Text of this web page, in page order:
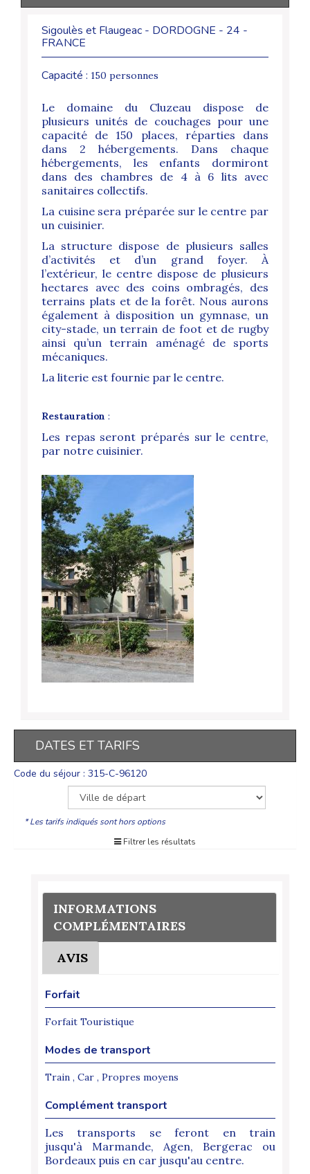
Sigoulès et Flaugeac - DORDOGNE - 24 -
FRANCE
Capacité : 150 personnes
Le domaine du Cluzeau dispose de
plusieurs unités de couchages pour une
capacité de 150 places, réparties dans
dans 2 hébergements. Dans chaque
hébergements, les enfants dormiront
dans des chambres de 4 à 6 lits avec
sanitaires collectifs.
La cuisine sera préparée sur le centre par
un cuisinier.
La structure dispose de plusieurs salles
d’activités et d’un grand foyer. À
l’extérieur, le centre dispose de plusieurs
hectares avec des coins ombragés, des
terrains plats et de la forêt. Nous aurons
également à disposition un gymnase, un
city-stade, un terrain de foot et de rugby
ainsi qu’un terrain aménagé de sports
mécaniques.
La literie est fournie par le centre.
Restauration :
Les repas seront préparés sur le centre,
par notre cuisinier.
DATES ET TARIFS
Code du séjour : 315-C-96120
* Les tarifs indiqués sont hors options
Filtrer les résultats
INFORMATIONS
COMPLÉMENTAIRES
AVIS
Forfait
Forfait Touristique
Modes de transport
Train , Car , Propres moyens
Complément transport
Les transports se feront en train
jusqu'à Marmande, Agen, Bergerac ou
Bordeaux puis en car jusqu'au centre.